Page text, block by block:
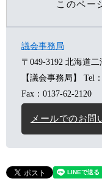
このペー
議会事務局
〒049-3192 北海道二
【議会事務局】
Tel
Fax：0137-62-2120
メールでのお問